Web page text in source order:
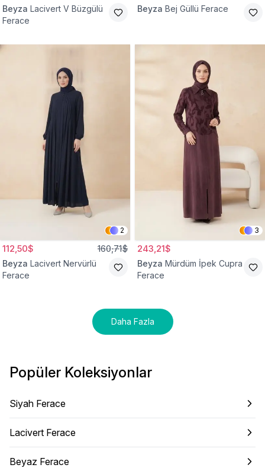
Beyza Lacivert V Büzgülü
Ferace
Beyza Bej Güllü Ferace
2
112,50$ 160,71$
Beyza Lacivert Nervürlü
Ferace
3
243,21$
Beyza Mürdüm İpek Cupra
Ferace
Daha Fazla
Popüler Koleksiyonlar
Siyah Ferace
Lacivert Ferace
Beyaz Ferace